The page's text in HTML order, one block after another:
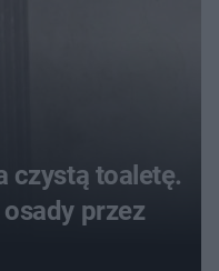
czystą toaletę.
przez